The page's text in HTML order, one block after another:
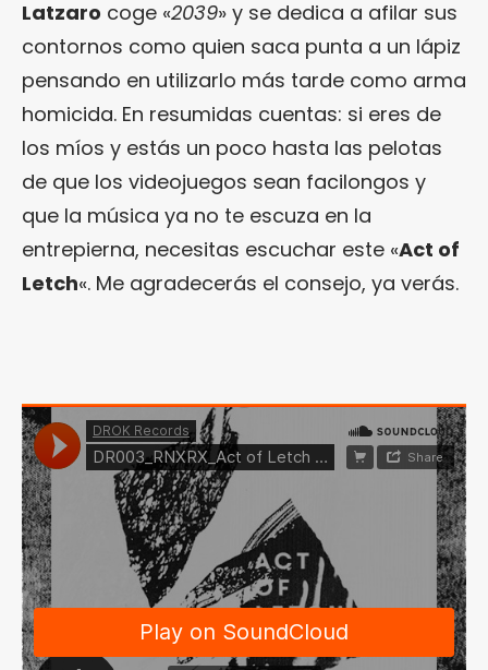
Latzaro coge «2039» y se dedica a afilar sus
contornos como quien saca punta a un lápiz
pensando en utilizarlo más tarde como arma
homicida. En resumidas cuentas: si eres de
los míos y estás un poco hasta las pelotas
de que los videojuegos sean facilongos y
que la música ya no te escuza en la
entrepierna, necesitas escuchar este «Act of
Letch«. Me agradecerás el consejo, ya verás.